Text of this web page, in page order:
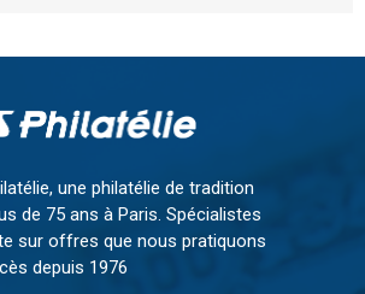
une philatélie de tradition
de 75 ans à Paris. Spécialistes
sur offres que nous pratiquons
depuis 1976